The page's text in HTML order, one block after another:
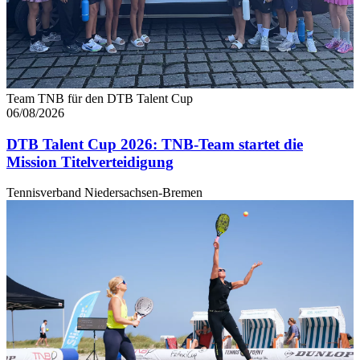
angepasst werden.
Team TNB für den DTB Talent Cup
06/08/2026
DTB Talent Cup 2026: TNB-Team startet die
Mission Titelverteidigung
Tennisverband Niedersachsen-Bremen